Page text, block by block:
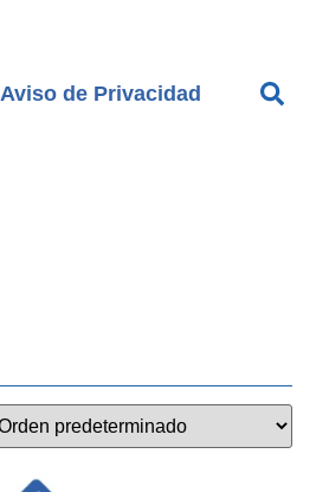
Aviso de Privacidad